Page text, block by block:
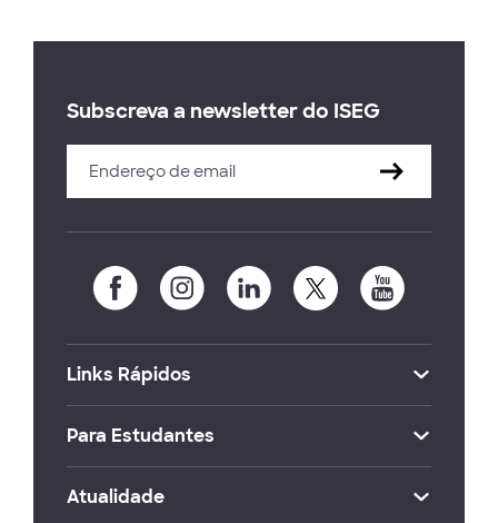
Subscreva a newsletter do ISEG
Links Rápidos
Para Estudantes
Atualidade